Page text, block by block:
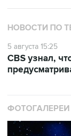
НОВОСТИ ПО
5 августа 15:25
CBS узнал,
ФОТОГАЛЕРЕИ